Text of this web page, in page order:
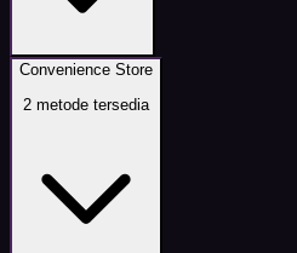
Convenience Store
2 metode tersedia